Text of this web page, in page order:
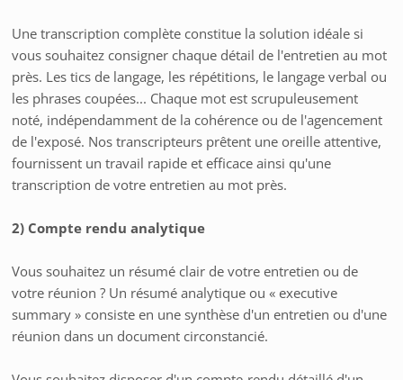
Une transcription complète constitue la solution idéale si
vous souhaitez consigner chaque détail de l'entretien au mot
près. Les tics de langage, les répétitions, le langage verbal ou
les phrases coupées... Chaque mot est scrupuleusement
noté, indépendamment de la cohérence ou de l'agencement
de l'exposé. Nos transcripteurs prêtent une oreille attentive,
fournissent un travail rapide et efficace ainsi qu'une
transcription de votre entretien au mot près.
2) Compte rendu analytique
Vous souhaitez un résumé clair de votre entretien ou de
votre réunion ? Un résumé analytique ou « executive
summary » consiste en une synthèse d'un entretien ou d'une
réunion dans un document circonstancié.